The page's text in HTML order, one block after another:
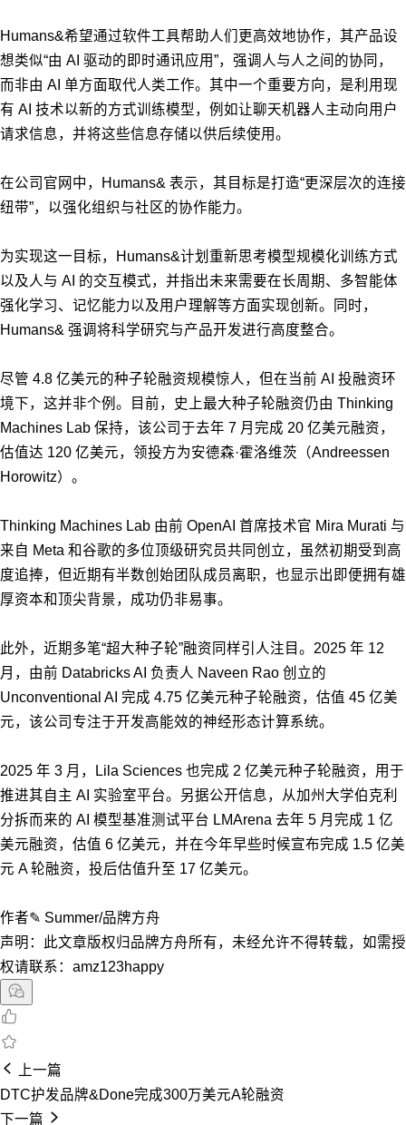
Humans&希望通过软件工具帮助人们更高效地协作，其产品设
想类似“由 AI 驱动的即时通讯应用”，强调人与人之间的协同，
而非由 AI 单方面取代人类工作。其中一个重要方向，是利用现
有 AI 技术以新的方式训练模型，例如让聊天机器人主动向用户
请求信息，并将这些信息存储以供后续使用。
在公司官网中，Humans& 表示， 其目标是打造“更深层次的连接
纽带”，以强化组织与社区的协作能力。
为实现这一目标，Humans&计划重新思考模型规模化训练方式
以及人与 AI 的交互模式，并指出未来需要在长周期、多智能体
强化学习、记忆能力以及用户理解等方面实现创新。同时，
Humans& 强调将科学研究与产品开发进行高度整合。
尽管 4.8 亿美元的种子轮融资规模惊人，但在当前 AI 投融资环
境下，这并非个例。目前，史上最大种子轮融资仍由 Thinking
Machines Lab 保持，该公司于去年 7 月完成 20 亿美元融资，
估值达 120 亿美元，领投方为安德森·霍洛维茨（Andreessen
Horowitz）。
Thinking Machines Lab 由前 OpenAI 首席技术官 Mira Murati 与
来自 Meta 和谷歌的多位顶级研究员共同创立，虽然初期受到高
度追捧，但近期有半数创始团队成员离职，也显示出即便拥有雄
厚资本和顶尖背景，成功仍非易事。
此外，近期多笔“超大种子轮”融资同样引人注目。2025 年 12
月，由前 Databricks AI 负责人 Naveen Rao 创立的
Unconventional AI 完成 4.75 亿美元种子轮融资，估值 45 亿美
元，该公司专注于开发高能效的神经形态计算系统。
2025 年 3 月，Lila Sciences 也完成 2 亿美元种子轮融资，用于
推进其自主 AI 实验室平台。另据公开信息，从加州大学伯克利
分拆而来的 AI 模型基准测试平台 LMArena 去年 5 月完成 1 亿
美元融资，估值 6 亿美元，并在今年早些时候宣布完成 1.5 亿美
元 A 轮融资，投后估值升至 17 亿美元。
作者✎ Summer/品牌方舟
声明：此文章版权归品牌方舟所有，未经允许不得转载，如需授
权请联系：amz123happy
上一篇
DTC护发品牌&Done完成300万美元A轮融资
下一篇